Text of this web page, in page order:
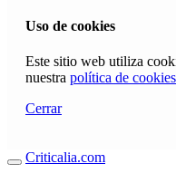
Uso de cookies
Este sitio web utiliza
nuestra política de cookies
Cerrar
Criticalia.com